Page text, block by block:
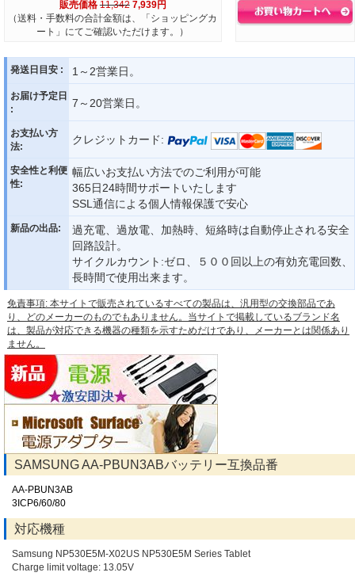
販売価格 11,342 7,939円
（送料・手数料の合計金額は、「ショッピングカ
ート」にてご確認いただけます。）
発送日目安 : 1～2営業日。
お届け予定日
:
7～20営業日。
お支払い方
法:
クレジットカード:
安全性と利便
性:
幅広いお支払い方法でのご利用が可能
365日24時間サポートいたします
SSL通信による個人情報保護で安心
新品の出品:
過充電、過放電、加熱時、短絡時は自動停止される安全
回路設計。
サイクルカウント:ゼロ、５００回以上の有効充電回数、
長時間で使用出来ます。
免責事項: 本サイトで販売されているすべての製品は、汎用型の交換部品であ
り、どのメーカーのものでもありません。当サイトで掲載しているブランド名
は、製品が対応できる機器の種類を示すためだけであり、メーカーとは関係あり
ません。
SAMSUNG AA-PBUN3ABバッテリー互換品番
AA-PBUN3AB
3ICP6/60/80
対応機種
Samsung NP530E5M-X02US NP530E5M Series Tablet
Charge limit voltage: 13.05V